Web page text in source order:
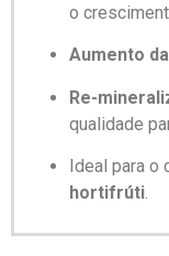
o
Aumento
Re-
qualidade
Ideal para o
hortifrúti.